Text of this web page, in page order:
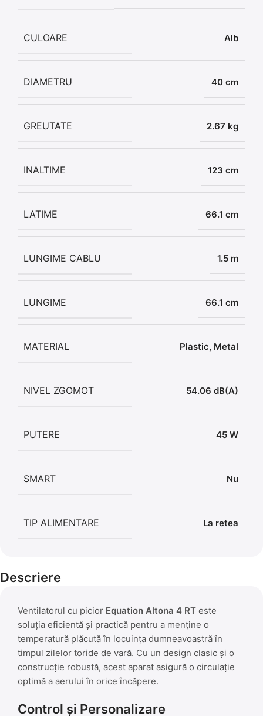
CULOARE Alb
DIAMETRU 40 cm
GREUTATE 2.67 kg
INALTIME 123 cm
LATIME 66.1 cm
LUNGIME CABLU 1.5 m
LUNGIME 66.1 cm
MATERIAL Plastic, Metal
NIVEL ZGOMOT 54.06 dB(A)
PUTERE 45 W
SMART Nu
TIP ALIMENTARE La retea
Descriere
Ventilatorul cu picior Equation Altona 4 RT este
soluția eficientă și practică pentru a menține o
temperatură plăcută în locuința dumneavoastră în
timpul zilelor toride de vară. Cu un design clasic și o
construcție robustă, acest aparat asigură o circulație
optimă a aerului în orice încăpere.
Control și Personalizare